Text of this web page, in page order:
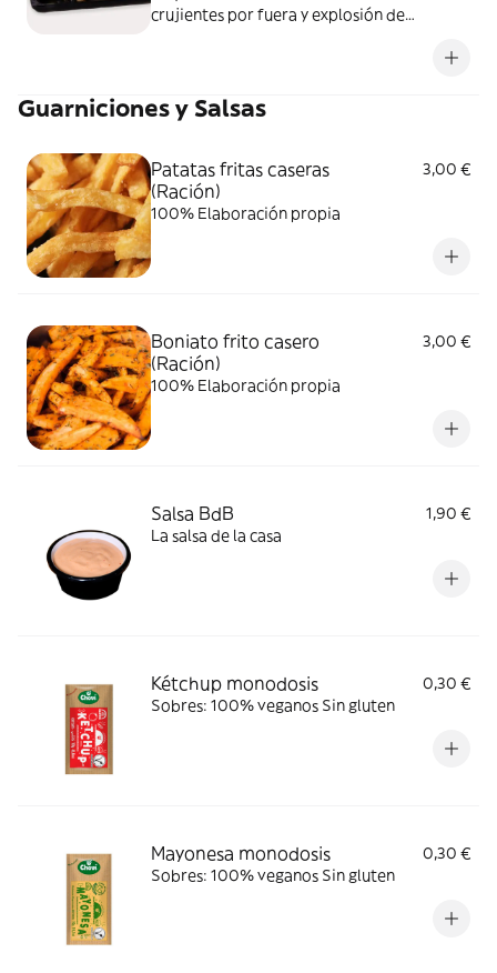
crujientes por fuera y explosión de
Guarniciones y Salsas
Patatas fritas caseras
(Ración)
3,00 €
100% Elaboración propia
Boniato frito casero
(Ración)
3,00 €
100% Elaboración propia
Salsa BdB
1,90 €
La salsa de la casa
Kétchup monodosis
0,30 €
Sobres: 100% veganos Sin gluten
Mayonesa monodosis
0,30 €
Sobres: 100% veganos Sin gluten